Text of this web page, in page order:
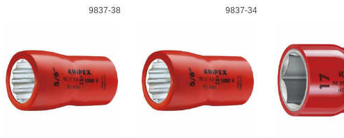
9837-38 9837-34